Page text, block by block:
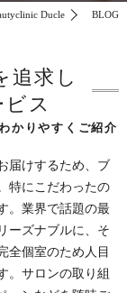
Ducle BLOG
追求し
ス
かりやすくご紹介
届けするため、ブ
特にこだわったの
。業界で話題の最
ーズナブルに、そ
全個室のため人目
。サロンの取り組